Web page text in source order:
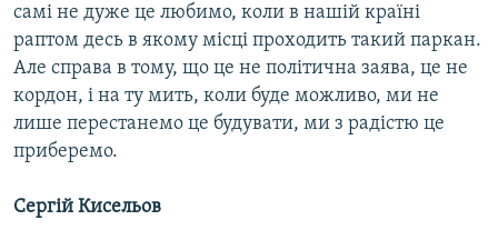
самі не дуже це любимо, коли в нашій країні
раптом десь в якому місці проходить такий паркан.
Але справа в тому, що це не політична заява, це не
кордон, і на ту мить, коли буде можливо, ми не
лише перестанемо це будувати, ми з радістю це
приберемо.
Сергій Кисельов